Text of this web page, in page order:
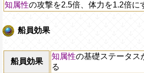
知属性の攻撃を2.5倍、体力を1.2倍に
船員効果
船員効果
知属性の基礎ステータス
る